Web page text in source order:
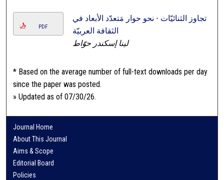
PDF
تجاوز الثنائيّات - نحو حوار مَتعدّد الأبعاد في
الثقافة العربيّة
لينا إسكندر حوّاط
* Based on the average number of full-text downloads per day
since the paper was posted.
» Updated as of 07/30/26.
Journal Home
About This Journal
Aims & Scope
Editorial Board
Policies